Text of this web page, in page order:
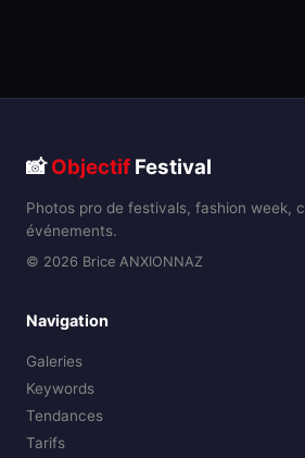
📸Objectif Festival
Photos pro de festivals, fashion week,
événements.
© 2026 Brice ANXIONNAZ
Navigation
Galeries
Keywords
Tendances
Tarifs